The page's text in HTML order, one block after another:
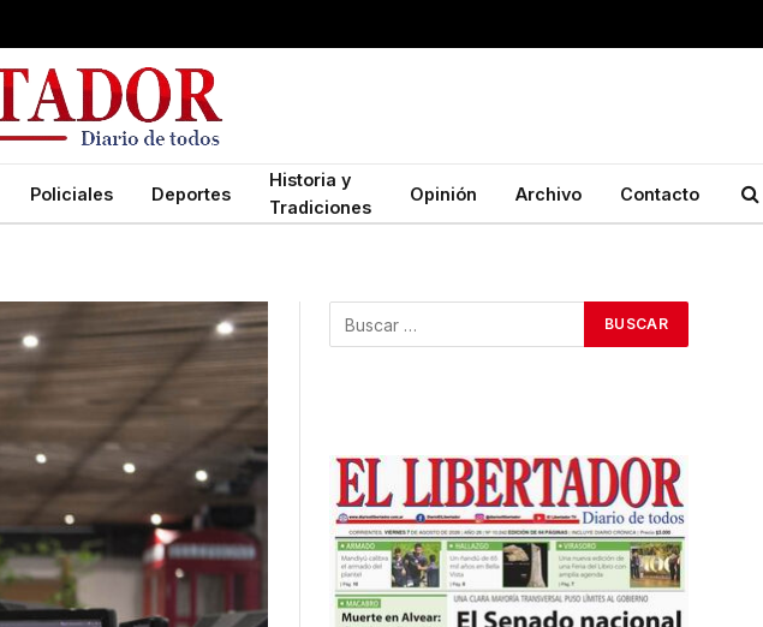
Policiales Deportes
Historia y
Tradiciones
Opinión Archivo Contacto